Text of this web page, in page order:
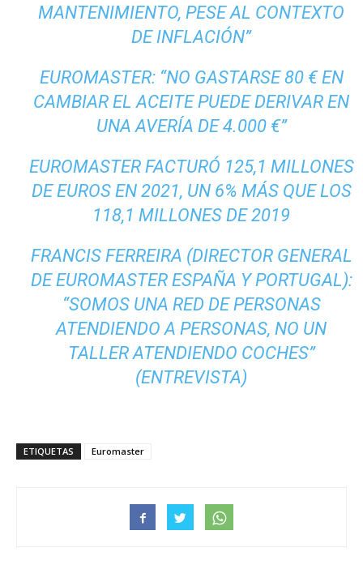
MANTENIMIENTO, PESE AL CONTEXTO
DE INFLACIÓN”
EUROMASTER: “NO GASTARSE 80 € EN
CAMBIAR EL ACEITE PUEDE DERIVAR EN
UNA AVERÍA DE 4.000 €”
EUROMASTER FACTURÓ 125,1 MILLONES
DE EUROS EN 2021, UN 6% MÁS QUE LOS
118,1 MILLONES DE 2019
FRANCIS FERREIRA (DIRECTOR GENERAL
DE EUROMASTER ESPAÑA Y PORTUGAL):
“SOMOS UNA RED DE PERSONAS
ATENDIENDO A PERSONAS, NO UN
TALLER ATENDIENDO COCHES”
(ENTREVISTA)
ETIQUETAS Euromaster